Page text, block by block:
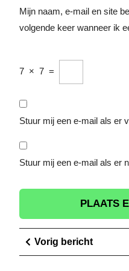
Mijn naam, e-mail en site
volgende keer wanneer ik
7 × 7 =
Stuur mij een e-mail als er
Stuur mij een e-mail als er
Berichtnavigatie
Vorig berichtVorig
bericht